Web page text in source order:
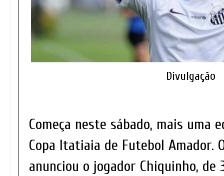
Divulgação
Começa neste sábado, mais uma
Copa Itatiaia de Futebol Amador.
anunciou o jogador Chiquinho, de